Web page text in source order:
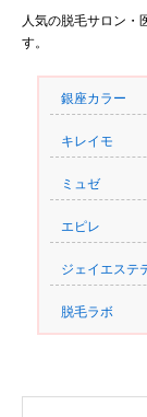
人気の脱毛サロン・
す。
銀座カラー
キレイモ
ミュゼ
エピレ
ジェイエステ
脱毛ラボ